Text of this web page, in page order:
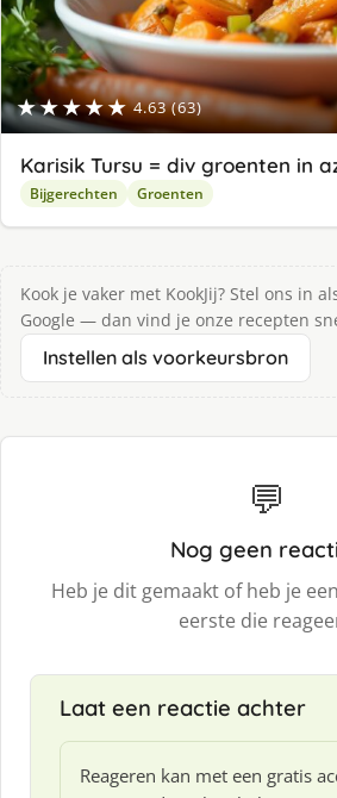
★★★★★ 4.63 (63)
Karisik Tursu = div groenten in
Bijgerechten Groenten
Kook je vaker met KookJij? Stel ons in
Google — dan vind je onze recepten
Instellen als voorkeursbron
💬
Nog geen
Heb je dit gemaakt of heb je
eerste die
Laat een reactie achter
Reageren kan met een gratis